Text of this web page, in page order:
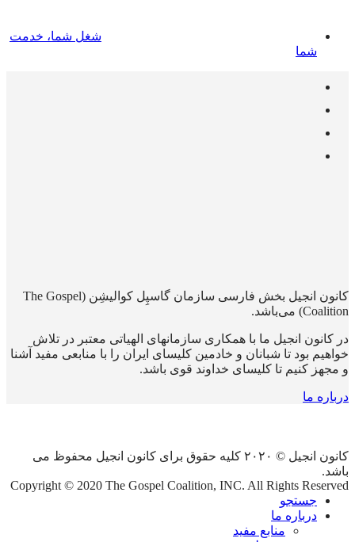
شغل شما، خدمت
شما
کانون انجیل بخش فارسی سازمان گاسپِل کوالیشِن (The Gospel
Coalition) می‌باشد.
در کانون انجیل ما با همکاری سازمانهای الهیاتی معتبر در تلاش
خواهیم بود تا شبانان و خادمین کلیسای ایران را با منابعی مفید آشنا
و مجهز کنیم تا کلیسای خداوند قوی باشد.
درباره ما
کانون انجیل © ۲۰۲۰ کلیه حقوق برای کانون انجیل محفوظ می
باشد.
Copyright © 2020 The Gospel Coalition, INC. All Rights Reserved
جستجو
درباره ما
منابع مفید